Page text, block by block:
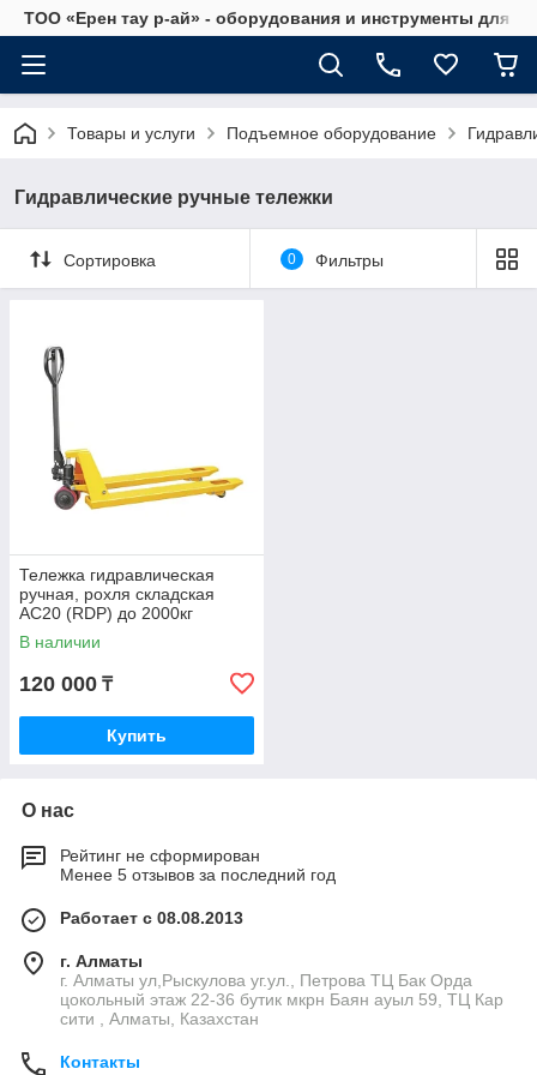
ТОО «Ерен тау р-ай» - оборудования и инструменты для
Товары и услуги Подъемное оборудование
Гидравлические ручные тележки
Сортировка 0 Фильтры
Тележка гидравлическая
ручная, рохля складская
AC20 (RDP) до 2000кг
В наличии
120 000 ₸
Купить
О нас
Рейтинг не сформирован
Менее 5 отзывов за последний год
Работает с 08.08.2013
г. Алматы
г. Алматы ул,Рыскулова уг.ул., Петрова ТЦ Бак Орда
цокольный этаж 22-36 бутик мкрн Баян ауыл 59, ТЦ Кар
сити , Алматы, Казахстан
Контакты